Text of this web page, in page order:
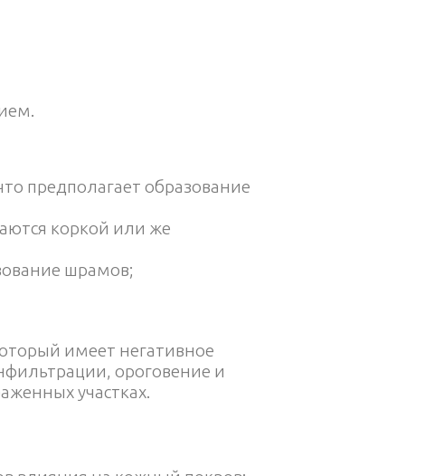
предполагает образование
коркой или же
шрамов;
имеет негативное
ороговение и
участках.